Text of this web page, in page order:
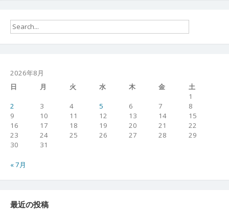
2026年8月
日
月 火 水 木 金
土
1
2
3 4 5 6 7
8
9
10 11 12 13 14
15
16
17 18 19 20 21
22
23
24 25 26 27 28
29
30
31
« 7月
最近の投稿